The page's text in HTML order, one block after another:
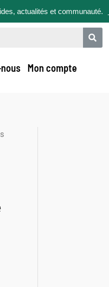
actualités et communauté.
Mon compte